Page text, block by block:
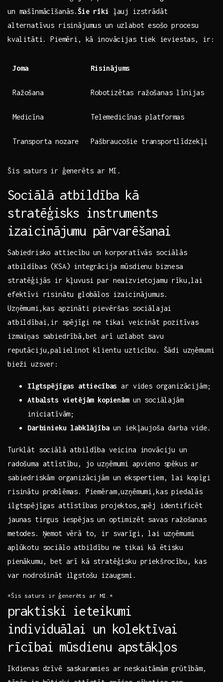
un mašīnmācīšanās.Šie rīki
ļauj izstrādāt
alternatīvus​ risinājumus un uzlabot ⁤esošo procesu
⁣kvalitāti. Piemēri, ​kā​ inovācijas tiek ieviestas, ir:
Joma Risinājums
Ražošana Robotizētas ražošanas līnijas
Medicīna Telemedicīnas platformas
Transporta nozare Pašbraucošie transportlīdzekļi
Šis saturs ir ģenerēts ar MI.
Sociālā atbildība kā
stratēģisks instruments
izaicinājumu pārvarēšanai
Sabiedrisko ​attiecību un korporatīvās sociālās
atbildības (KSA) integrācija mūsdienu biznesa
stratēģijās ‌ir kļuvusi par neaizvietojamu rīku,lai
efektīvi risinātu globālos​ izaicinājumus.​
Uzņēmumi,kas apzināti pievēršas sociālajai
‌atbildībai,ir spējīgi ne ⁢tikai veicināt pozitīvas‍
izmaiņas sabiedrībā,bet arī uzlabot savu
reputāciju,palielinot klientu uzticību. Šādi uzņēmumi
bieži uzsver:
Ilgtspējīgas attiecības ar‌ vides organizācijām;
Atbalsts vietējām kopienāmun sociālajām
iniciatīvām;
Darbinieku labklājībaun iekļaujoša darba vide.
Turklāt sociālā atbildība veicina inovāciju un
radošuma attīstību, jo uzņēmumi apvieno spēkus ar
sabiedriskām organizācijām un ekspertiem, lai‍ kopīgi⁤
risinātu problēmas. Piemēram,uzņēmumi,kas piedalās
ilgtspējīgas attīstības projektos,spēj identificēt ​
jaunas tirgus iespējas un optimizēt savas ražošanas
metodes. Ņemot‍ vērā to, ir svarīgi, lai uzņēmumi
aplūkotu sociālo atbildību⁣ ne tikai kā ētisku
pienākumu, bet arī kā stratēģisku priekšrocību, kas
var nodrošināt ilgstošu izaugsmi.
*Šis ⁤saturs ir ģenerēts ar MI.*
praktiski ieteikumi
individuālai‍ un‌ kolektīvai
rīcībai⁤ mūsdienu apstākļos
Ikdienas dzīvē saskaramies ar neskaitāmām grūtībām,